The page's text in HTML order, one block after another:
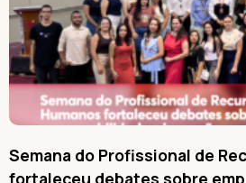
Semana do Profissional de
fortaleceu debates sobre